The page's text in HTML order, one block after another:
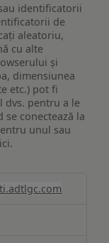
identificatorii
de
aleatoriu,
cu alte
și
dimensiunea
etc.) pot fi
dvs. pentru a le
se conectează la
unul sau